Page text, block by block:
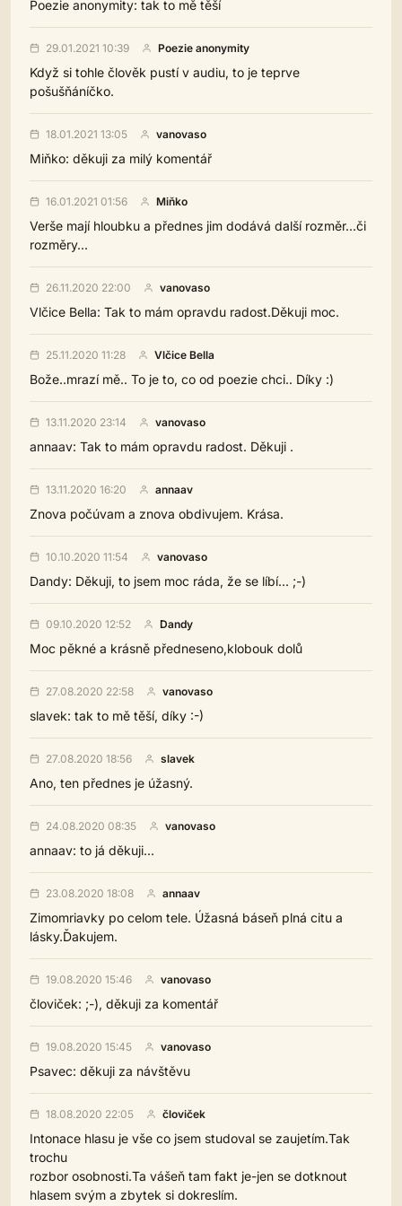
Poezie anonymity: tak to mě těší
29.01.2021 10:39 Poezie anonymity
Když si tohle člověk pustí v audiu, to je teprve
pošušňáníčko.
18.01.2021 13:05 vanovaso
Miňko: děkuji za milý komentář
16.01.2021 01:56 Miňko
Verše mají hloubku a přednes jim dodává další rozměr...či
rozměry...
26.11.2020 22:00 vanovaso
Vlčice Bella: Tak to mám opravdu radost.Děkuji moc.
25.11.2020 11:28 Vlčice Bella
Bože..mrazí mě.. To je to, co od poezie chci.. Díky :)
13.11.2020 23:14 vanovaso
annaav: Tak to mám opravdu radost. Děkuji .
13.11.2020 16:20 annaav
Znova počúvam a znova obdivujem. Krása.
10.10.2020 11:54 vanovaso
Dandy: Děkuji, to jsem moc ráda, že se líbí... ;-)
09.10.2020 12:52 Dandy
Moc pěkné a krásně předneseno,klobouk dolů
27.08.2020 22:58 vanovaso
slavek: tak to mě těší, díky :-)
27.08.2020 18:56 slavek
Ano, ten přednes je úžasný.
24.08.2020 08:35 vanovaso
annaav: to já děkuji...
23.08.2020 18:08 annaav
Zimomriavky po celom tele. Úžasná báseň plná citu a
lásky.Ďakujem.
19.08.2020 15:46 vanovaso
človiček: ;-), děkuji za komentář
19.08.2020 15:45 vanovaso
Psavec: děkuji za návštěvu
18.08.2020 22:05 človiček
Intonace hlasu je vše co jsem studoval se zaujetím.Tak
trochu
rozbor osobnosti.Ta vášeň tam fakt je-jen se dotknout
hlasem svým a zbytek si dokreslím.